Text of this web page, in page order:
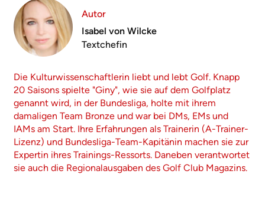
Autor
Isabel von Wilcke
Textchefin
Die Kulturwissenschaftlerin liebt und lebt Golf. Knapp
20 Saisons spielte "Giny", wie sie auf dem Golfplatz
genannt wird, in der Bundesliga, holte mit ihrem
damaligen Team Bronze und war bei DMs, EMs und
IAMs am Start. Ihre Erfahrungen als Trainerin (A-Trainer-
Lizenz) und Bundesliga-Team-Kapitänin machen sie zur
Expertin ihres Trainings-Ressorts. Daneben verantwortet
sie auch die Regionalausgaben des Golf Club Magazins.